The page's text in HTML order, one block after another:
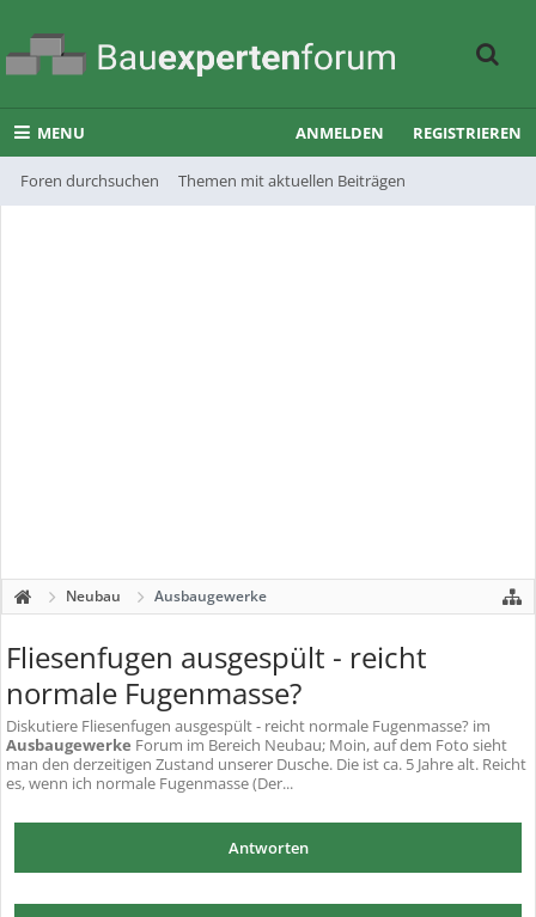
MENU
Foren durchsuchen Themen mit aktuellen Beiträgen
ANMELDEN REGISTRIEREN
Neubau Ausbaugewerke
Fliesenfugen ausgespült - reicht
normale Fugenmasse?
Diskutiere Fliesenfugen ausgespült - reicht normale Fugenmasse? im
Ausbaugewerke Forum im Bereich Neubau; Moin, auf dem Foto sieht
man den derzeitigen Zustand unserer Dusche. Die ist ca. 5 Jahre alt. Reicht
es, wenn ich normale Fugenmasse (Der...
Antworten